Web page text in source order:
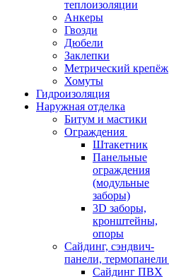
теплоизоляции
Анкеры
Гвозди
Дюбели
Заклепки
Метрический крепёж
Хомуты
Гидроизоляция
Наружная отделка
Битум и мастики
Ограждения
Штакетник
Панельные
ограждения
(модульные
заборы)
3D заборы,
кронштейны,
опоры
Cайдинг, сэндвич-
панели, термопанели
Сайдинг ПВХ